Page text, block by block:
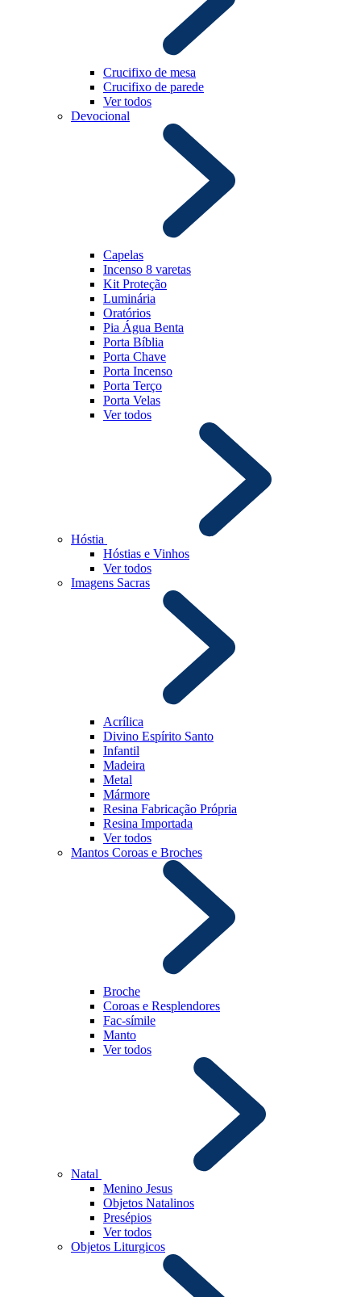
Crucifixo de mesa
Crucifixo de parede
Ver todos
Devocional
Capelas
Incenso 8 varetas
Kit Proteção
Luminária
Oratórios
Pia Água Benta
Porta Bíblia
Porta Chave
Porta Incenso
Porta Terço
Porta Velas
Ver todos
Hóstia
Hóstias e Vinhos
Ver todos
Imagens Sacras
Acrílica
Divino Espírito Santo
Infantil
Madeira
Metal
Mármore
Resina Fabricação Própria
Resina Importada
Ver todos
Mantos Coroas e Broches
Broche
Coroas e Resplendores
Fac-símile
Manto
Ver todos
Natal
Menino Jesus
Objetos Natalinos
Presépios
Ver todos
Objetos Liturgicos